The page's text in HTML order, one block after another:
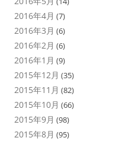
2016年4月 (7)
2016年3月 (6)
2016年2月 (6)
2016年1月 (9)
2015年12月 (35)
2015年11月 (82)
2015年10月 (66)
2015年9月 (98)
2015年8月 (95)